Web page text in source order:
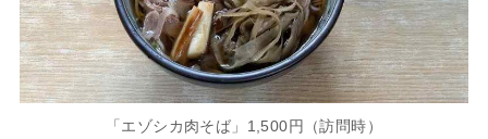
「エゾシカ肉そば」1,500円（訪問時）